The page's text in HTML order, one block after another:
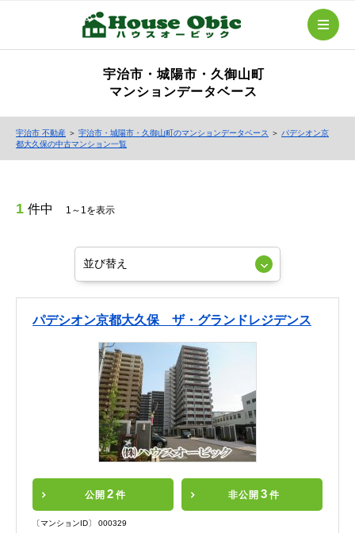
宇治市・城陽市・久御山町
マンションデータベース
宇治市 不動産 ＞ 宇治市・城陽市・久御山町のマンションデータベース ＞ パデシオン京
都大久保の中古マンション一覧
1 件中 1～1を表示
パデシオン京都大久保 ザ・グランドレジデンス
公開 2 件 非公開 3 件
〔マンションID〕 000329